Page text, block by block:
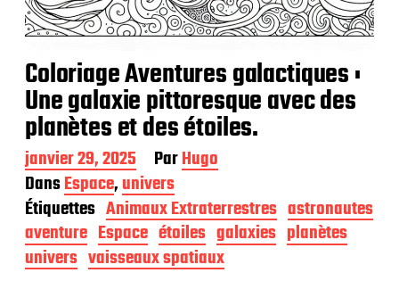
Coloriage Aventures galactiques :
Une galaxie pittoresque avec des
planètes et des étoiles.
D
a
t
e
d
e
p
janvier 29, 2025 ParHugo
DansEspace,univers
Étiquettes Animaux Extraterrestres astronautes
aventure Espace étoiles galaxies planètes
univers vaisseaux spatiaux